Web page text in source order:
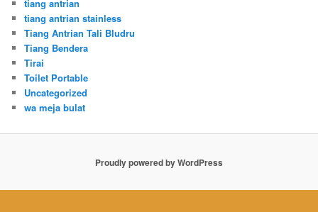
tiang antrian
tiang antrian stainless
Tiang Antrian Tali Bludru
Tiang Bendera
Tirai
Toilet Portable
Uncategorized
wa meja bulat
Proudly powered by WordPress